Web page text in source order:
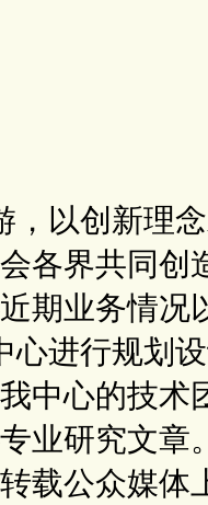
，以创新理
会各界共同创
期业务情况
心进行规划
我中心的技术
业研究文章
转载公众媒体